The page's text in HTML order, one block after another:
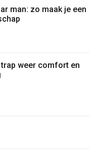
man: zo maak je een
weer comfort en